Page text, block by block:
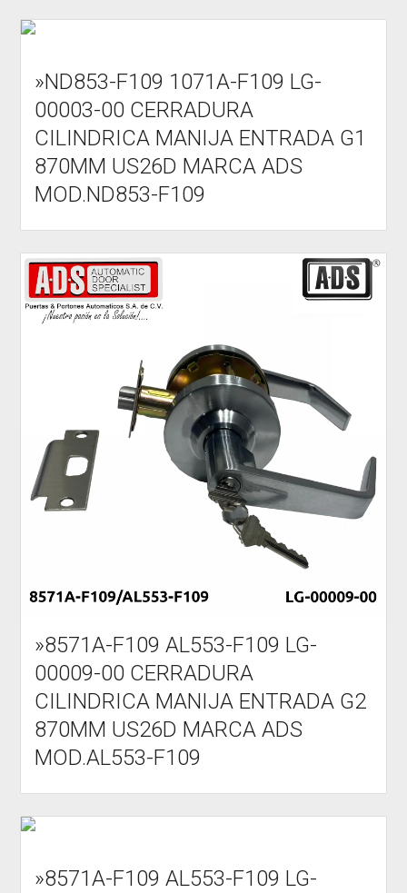
»ND853-F109 1071A-F109 LG-
00003-00 CERRADURA
CILINDRICA MANIJA ENTRADA G1
870MM US26D MARCA ADS
MOD.ND853-F109
»8571A-F109 AL553-F109 LG-
00009-00 CERRADURA
CILINDRICA MANIJA ENTRADA G2
870MM US26D MARCA ADS
MOD.AL553-F109
»8571A-F109 AL553-F109 LG-